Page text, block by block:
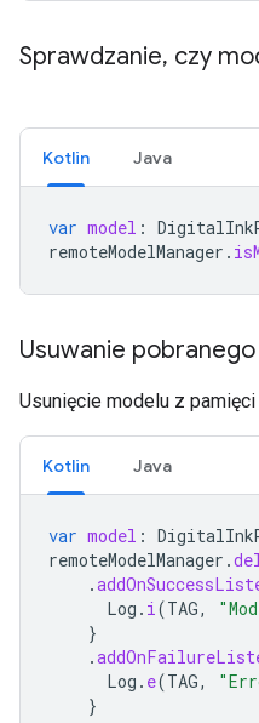
Sprawdzanie, czy
Kotlin Java
var model :
remoteModelManager .
Usuwanie
Usunięcie modelu z
Kotlin Java
var model :
remoteModelManager .
.
Log . i(TAG,
}
.
Log . e(TAG,
}